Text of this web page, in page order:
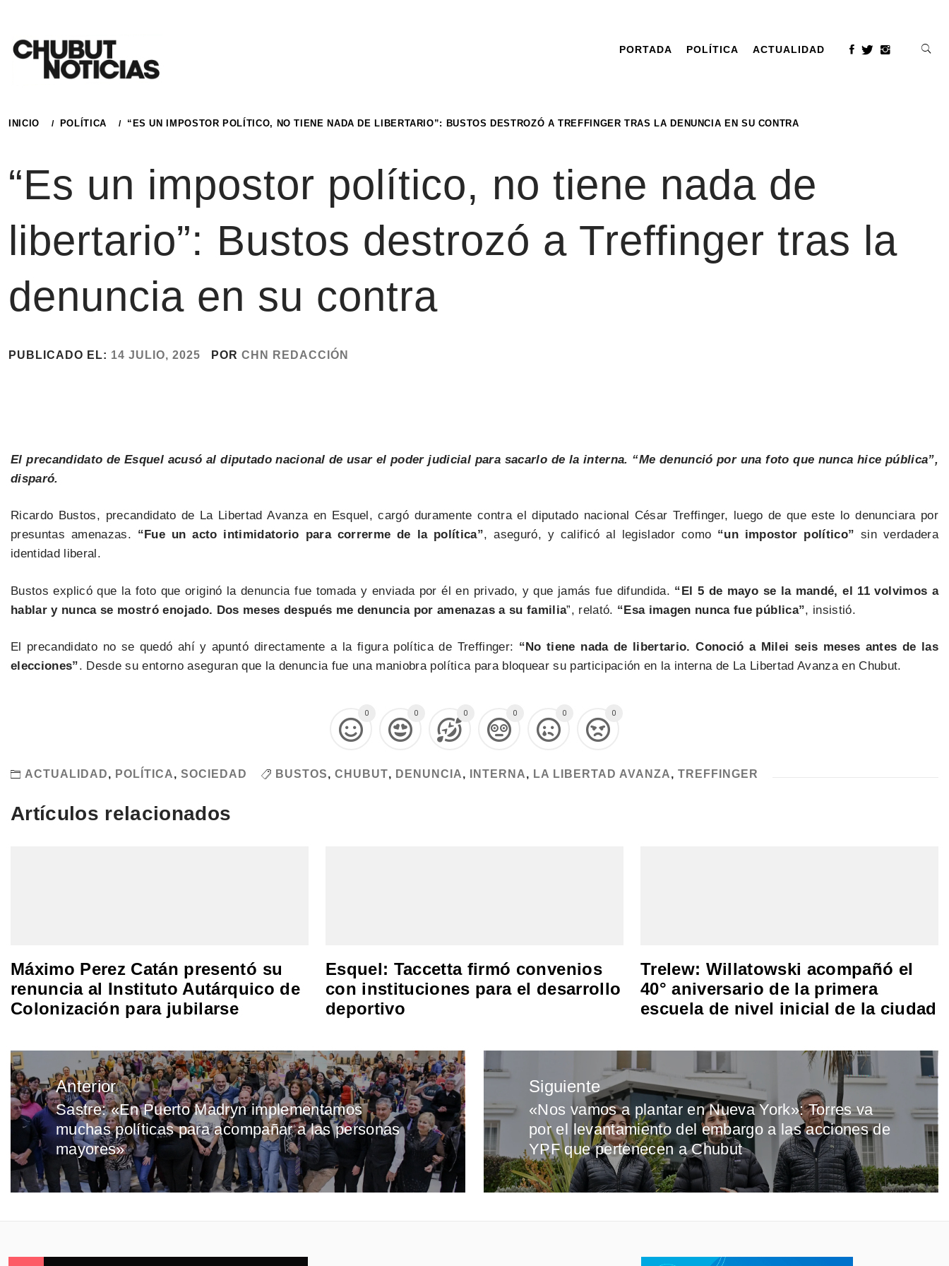
contenido
PORTADA POLÍTICA ACTUALIDAD
INICIO POLÍTICA “ES UN IMPOSTOR POLÍTICO, NO TIENE NADA DE LIBERTARIO”: BUSTOS DESTROZÓ A TREFFINGER TRAS LA DENUNCIA EN SU CONTRA
“Es un impostor político, no tiene nada de
libertario”: Bustos destrozó a Treffinger tras la
denuncia en su contra
PUBLICADO EL: 14 JULIO, 2025 POR CHN REDACCIÓN
El precandidato de Esquel acusó al diputado nacional de usar el poder judicial para sacarlo de la interna. “Me denunció por una foto que nunca hice pública”,
disparó.
Ricardo Bustos, precandidato de La Libertad Avanza en Esquel, cargó duramente contra el diputado nacional César Treffinger, luego de que este lo denunciara por
presuntas amenazas. “Fue un acto intimidatorio para correrme de la política”, aseguró, y calificó al legislador como “un impostor político” sin verdadera
identidad liberal.
Bustos explicó que la foto que originó la denuncia fue tomada y enviada por él en privado, y que jamás fue difundida. “El 5 de mayo se la mandé, el 11 volvimos a
hablar y nunca se mostró enojado. Dos meses después me denuncia por amenazas a su familia”, relató. “Esa imagen nunca fue pública”, insistió.
El precandidato no se quedó ahí y apuntó directamente a la figura política de Treffinger: “No tiene nada de libertario. Conoció a Milei seis meses antes de las
elecciones”. Desde su entorno aseguran que la denuncia fue una maniobra política para bloquear su participación en la interna de La Libertad Avanza en Chubut.
0 0 0 0 0 0
ACTUALIDAD, POLÍTICA, SOCIEDAD BUSTOS, CHUBUT, DENUNCIA, INTERNA, LA LIBERTAD AVANZA, TREFFINGER
Artículos relacionados
Máximo Perez Catán presentó su
renuncia al Instituto Autárquico de
Colonización para jubilarse
Esquel: Taccetta firmó convenios
con instituciones para el desarrollo
deportivo
Trelew: Willatowski acompañó el
40° aniversario de la primera
escuela de nivel inicial de la ciudad
Navegación
de
entradas
Anterior
Entrada
anterior:
Sastre: «En Puerto Madryn implementamos
muchas políticas para acompañar a las personas
mayores»
Siguiente
Entrada
siguiente:
«Nos vamos a plantar en Nueva York»: Torres va
por el levantamiento del embargo a las acciones de
YPF que pertenecen a Chubut